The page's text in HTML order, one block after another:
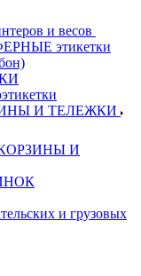
и весов
этикетки
И ТЕЛЕЖКИ
И
и грузовых